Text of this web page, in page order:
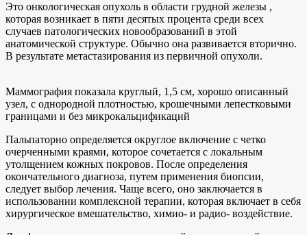
Это онкологическая опухоль в области грудной железы ,
которая возникает в пяти десятых процента среди всех
случаев патологических новообразований в этой
анатомической структуре. Обычно она развивается вторично.
В результате метастазирования из первичной опухоли.
Маммография показала круглый, 1,5 см, хорошо описанный
узел, с однородной плотностью, крошечными лепестковыми
границами и без микрокальцификаций
Пальпаторно определяется округлое включение с четко
очерченными краями, которое сочетается с локальным
утолщением кожных покровов. После определения
окончательного диагноза, путем применения биопсии,
следует выбор лечения. Чаще всего, оно заключается в
использовании комплексной терапии, которая включает в себя
хирургическое вмешательство, химио- и радио- воздействие.